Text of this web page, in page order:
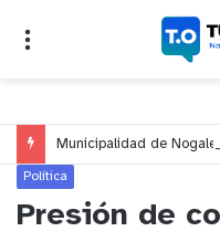
Política
Presión de